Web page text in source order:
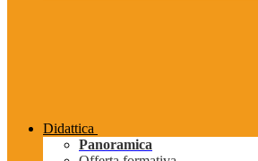
Didattica
Panoramica